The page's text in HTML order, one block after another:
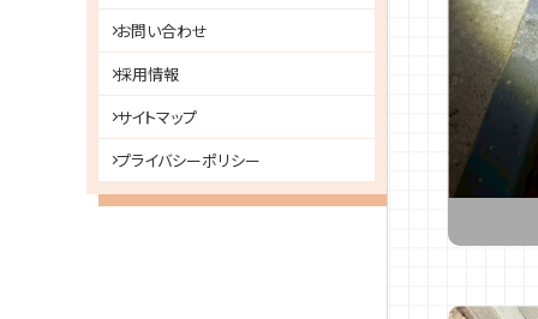
お問い合わせ
採用情報
サイトマップ
プライバシーポリシー